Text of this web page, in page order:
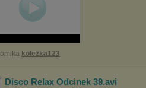
kolezka123
Disco Relax Odcinek 39.avi